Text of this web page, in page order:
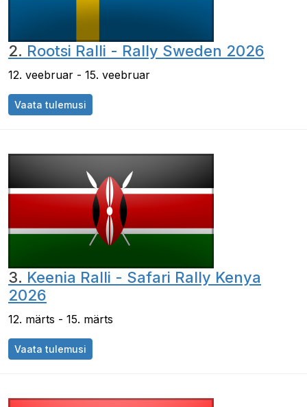
2. Rootsi Ralli - Rally Sweden 2026
12. veebruar - 15. veebruar
Vaata tulemusi
3. Keenia Ralli - Safari Rally Kenya
2026
12. märts - 15. märts
Vaata tulemusi